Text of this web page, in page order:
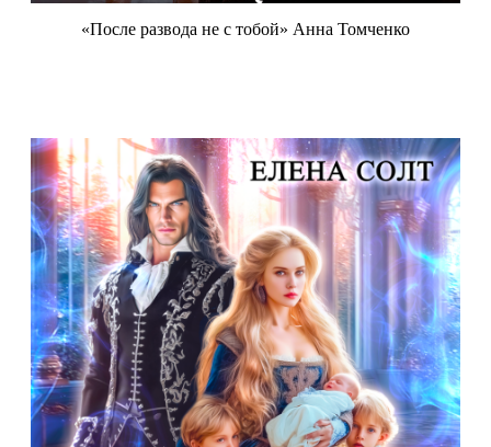
«После развода не с тобой» Анна Томченко